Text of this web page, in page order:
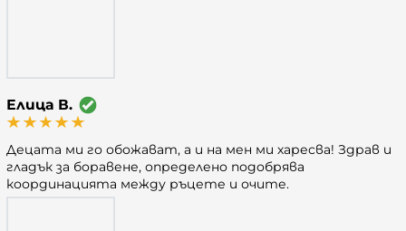
Елица В.
Децата ми го обожават, а и на мен ми харесва! Здрав и
гладък за боравене, определено подобрява
координацията между ръцете и очите.